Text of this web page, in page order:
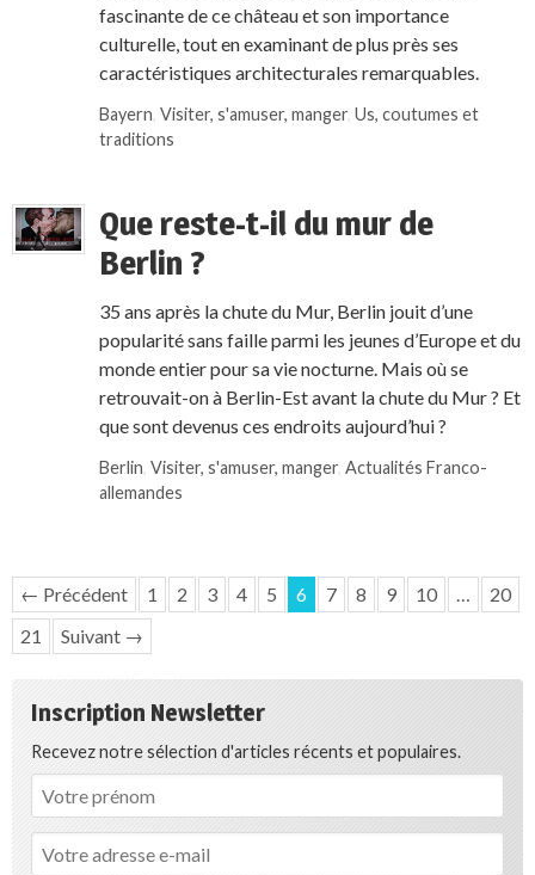
fascinante de ce château et son importance
culturelle, tout en examinant de plus près ses
caractéristiques architecturales remarquables.
Bayern ,Visiter, s'amuser, manger ,Us, coutumes et
traditions
Que reste-t-il du mur de
Berlin ?
35 ans après la chute du Mur, Berlin jouit d’une
popularité sans faille parmi les jeunes d’Europe et du
monde entier pour sa vie nocturne. Mais où se
retrouvait-on à Berlin-Est avant la chute du Mur ? Et
que sont devenus ces endroits aujourd’hui ?
Berlin ,Visiter, s'amuser, manger ,Actualités Franco-
allemandes
← Précédent 1 2 3 4 5 6 7 8 9 10
20
21
Suivant →
Inscription Newsletter
Recevez notre sélection d'articles récents et populaires.